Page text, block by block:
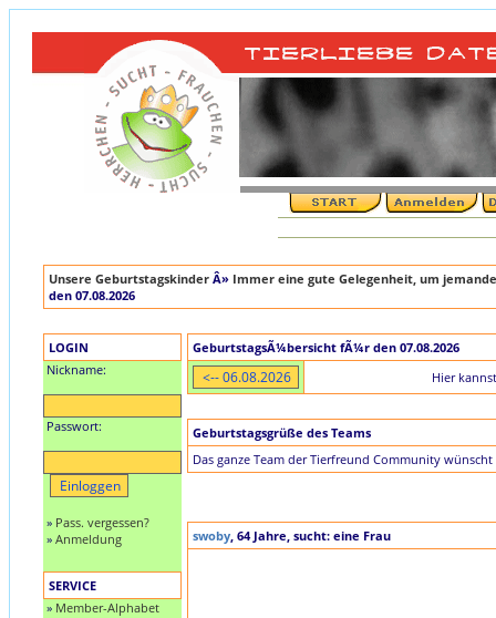
Unsere Geburtstagskinder Â» Immer eine gute Gelegenheit, um
den 07.08.2026
LOGIN
Nickname:
Passwort:
» Pass. vergessen?
» Anmeldung
SERVICE
» Member-Alphabet
GeburtstagsÃ¼bersicht fÃ¼r den 07.08.2026
Hier
Geburtstagsgrüße des Teams
Das ganze Team der Tierfreund Community
swoby, 64 Jahre, sucht: eine Frau